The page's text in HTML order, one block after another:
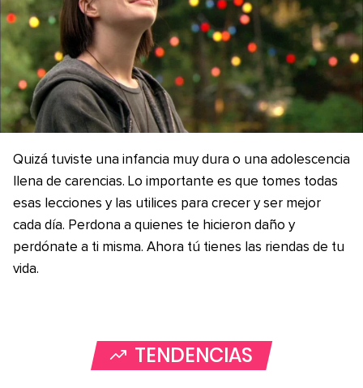
Quizá tuviste una infancia muy dura o una adolescencia
llena de carencias. Lo importante es que tomes todas
esas lecciones y las utilices para crecer y ser mejor
cada día. Perdona a quienes te hicieron daño y
perdónate a ti misma. Ahora tú tienes las riendas de tu
vida.
TENDENCIAS